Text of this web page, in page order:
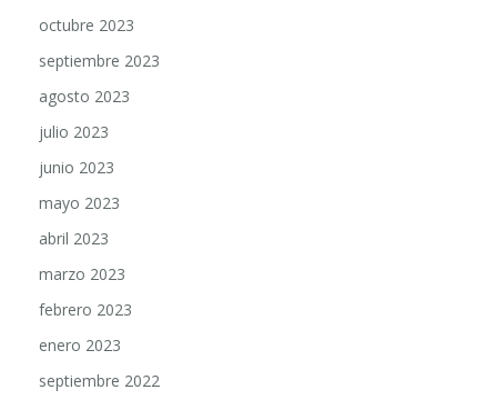
octubre 2023
septiembre 2023
agosto 2023
julio 2023
junio 2023
mayo 2023
abril 2023
marzo 2023
febrero 2023
enero 2023
septiembre 2022